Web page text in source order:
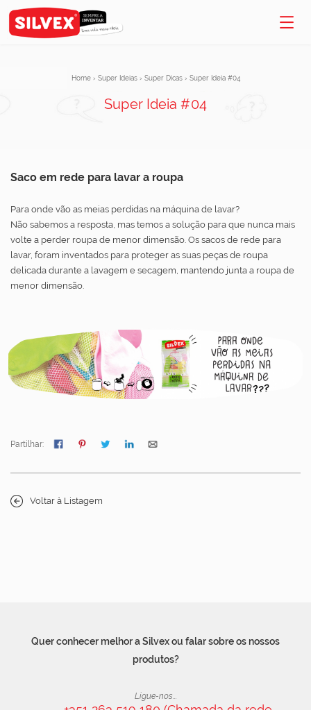
Home › Super Ideias › Super Dicas › Super Ideia #04
Super Ideia #04
Saco em rede para lavar a roupa
Para onde vão as meias perdidas na máquina de lavar?
Não sabemos a resposta, mas temos a solução para que nunca mais
volte a perder roupa de menor dimensão. Os sacos de rede para
lavar, foram inventados para proteger as suas peças de roupa
delicada durante a lavagem e secagem, mantendo junta a roupa de
menor dimensão.
Partilhar:
Voltar à Listagem
Quer conhecer melhor a Silvex ou falar sobre os nossos
produtos?
Ligue-nos...